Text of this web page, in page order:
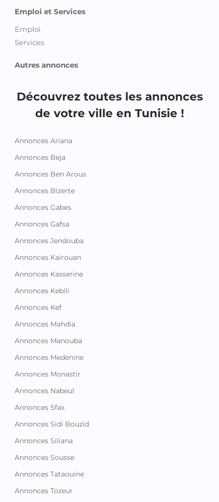
Emploi et Services
Emploi
Services
Autres annonces
Découvrez toutes les annonces
de votre ville en Tunisie !
Annonces Ariana
Annonces Beja
Annonces Ben Arous
Annonces Bizerte
Annonces Gabes
Annonces Gafsa
Annonces Jendouba
Annonces Kairouan
Annonces Kasserine
Annonces Kebili
Annonces Kef
Annonces Mahdia
Annonces Manouba
Annonces Medenine
Annonces Monastir
Annonces Nabeul
Annonces Sfax
Annonces Sidi Bouzid
Annonces Siliana
Annonces Sousse
Annonces Tataouine
Annonces Tozeur